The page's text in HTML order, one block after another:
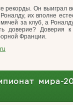
рекорды. Он выиграл
их вполне
за клуб, а
доверие? Доверия
Франции.
мира-